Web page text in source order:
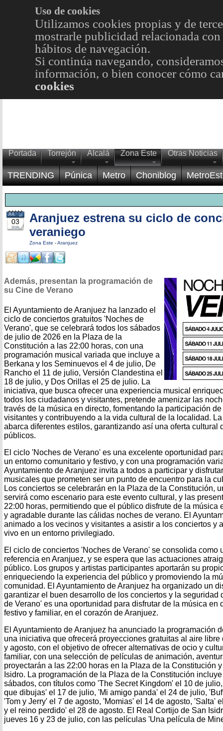
Uso de cookies
Utilizamos cookies propias y de
mostrarle publicidad relacionada
hábitos de navegación.
Si continúa navegando,
información, o bien conocer cómo
cookies
Portada Torrejón Alcalá Zona Este Otras Noticias
TRENDING Púnica Metro Choniblog
03
JUL
2026
Aranjuez estrena su ciclo de
veraniego
Zona Este -Aranjuez
Además, presentan la programación de
su Cine de Verano
El Ayuntamiento de Aranjuez ha lanzado el
ciclo de conciertos gratuitos 'Noches de
Verano', que se celebrará todos los sábados
de julio de 2026 en la Plaza de la
Constitución a las 22:00 horas, con una
programación musical variada que incluye a
Berkana y los Seminuevos el 4 de julio, De
Rancho el 11 de julio, Versión Clandestina el
18 de julio, y Dos Orillas el 25 de julio. La
iniciativa, que busca ofrecer una experiencia musical
todos los ciudadanos y visitantes, pretende amenizar las
través de la música en directo, fomentando la participación
visitantes y contribuyendo a la vida cultural de la localidad.
abarca diferentes estilos, garantizando así una oferta cultural
públicos.
El ciclo 'Noches de Verano' es una excelente oportunidad
un entorno comunitario y festivo, y con una programación
Ayuntamiento de Aranjuez invita a todos a participar y
musicales que prometen ser un punto de encuentro para la
Los conciertos se celebrarán en la Plaza de la Constitución,
servirá como escenario para este evento cultural, y las
22:00 horas, permitiendo que el público disfrute de la música
y agradable durante las cálidas noches de verano. El
animado a los vecinos y visitantes a asistir a los conciertos y
vivo en un entorno privilegiado.
El ciclo de conciertos 'Noches de Verano' se consolida como
referencia en Aranjuez, y se espera que las actuaciones
público. Los grupos y artistas participantes aportarán su
enriqueciendo la experiencia del público y promoviendo la
comunidad. El Ayuntamiento de Aranjuez ha organizado un
garantizar el buen desarrollo de los conciertos y la seguridad
de Verano' es una oportunidad para disfrutar de la música en
festivo y familiar, en el corazón de Aranjuez.
El Ayuntamiento de Aranjuez ha anunciado la programación
una iniciativa que ofrecerá proyecciones gratuitas al aire
y agosto, con el objetivo de ofrecer alternativas de ocio y
familiar, con una selección de películas de animación,
proyectarán a las 22:00 horas en la Plaza de la Constitución
Isidro. La programación de la Plaza de la Constitución
sábados, con títulos como 'The Secret Kingdom' el 10 de
que dibujas' el 17 de julio, 'Mi amigo panda' el 24 de julio,
'Tom y Jerry' el 7 de agosto, 'Momias' el 14 de agosto, 'Salta'
y el reino perdido' el 28 de agosto. El Real Cortijo de San
jueves 16 y 23 de julio, con las películas 'Una película de